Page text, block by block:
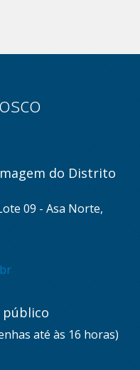
do Distrito
09 - Asa Norte,
público
até às 16 horas)